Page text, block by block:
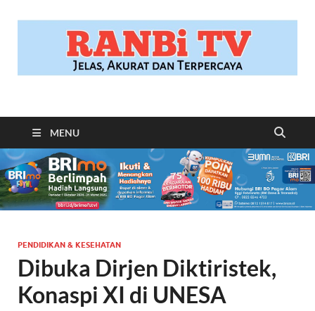
RANBITV.COM
MENU
PENDIDIKAN & KESEHATAN
Dibuka Dirjen Diktiristek,
Konaspi XI di UNESA